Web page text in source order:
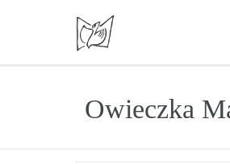
Owieczka